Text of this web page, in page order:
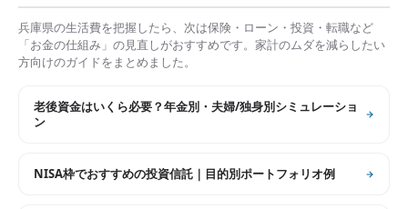
兵庫県の生活費を把握したら、次は保険・ローン・投資・転職など
「お金の仕組み」の見直しがおすすめです。家計のムダを減らしたい
方向けのガイドをまとめました。
老後資金はいくら必要？年金別・夫婦/独身別シミュレーショ
ン
NISA枠でおすすめの投資信託｜目的別ポートフォリオ例